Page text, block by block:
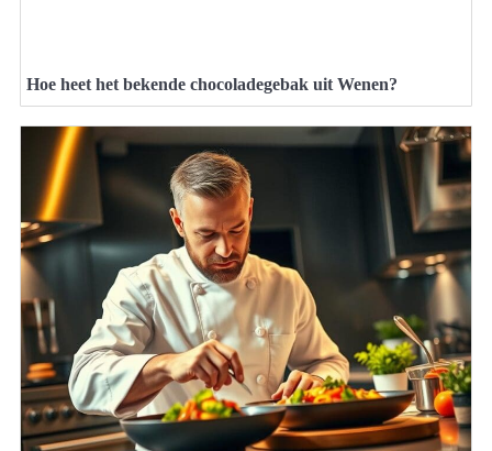
Hoe heet het bekende chocoladegebak uit Wenen?